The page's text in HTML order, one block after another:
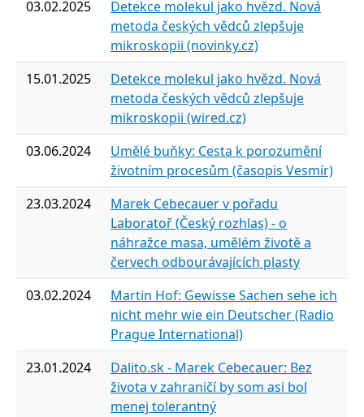
03.02.2025
Detekce molekul jako hvězd. Nová
metoda českých vědců zlepšuje
mikroskopii (novinky.cz)
15.01.2025
Detekce molekul jako hvězd. Nová
metoda českých vědců zlepšuje
mikroskopii (wired.cz)
03.06.2024
Umělé buňky: Cesta k porozumění
životním procesům (časopis Vesmír)
23.03.2024
Marek Cebecauer v pořadu
Laboratoř (Český rozhlas) - o
náhražce masa, umělém životě a
červech odbourávajících plasty
03.02.2024
Martin Hof: Gewisse Sachen sehe ich
nicht mehr wie ein Deutscher (Radio
Prague International)
23.01.2024
Dalito.sk - Marek Cebecauer: Bez
života v zahraničí by som asi bol
menej tolerantný